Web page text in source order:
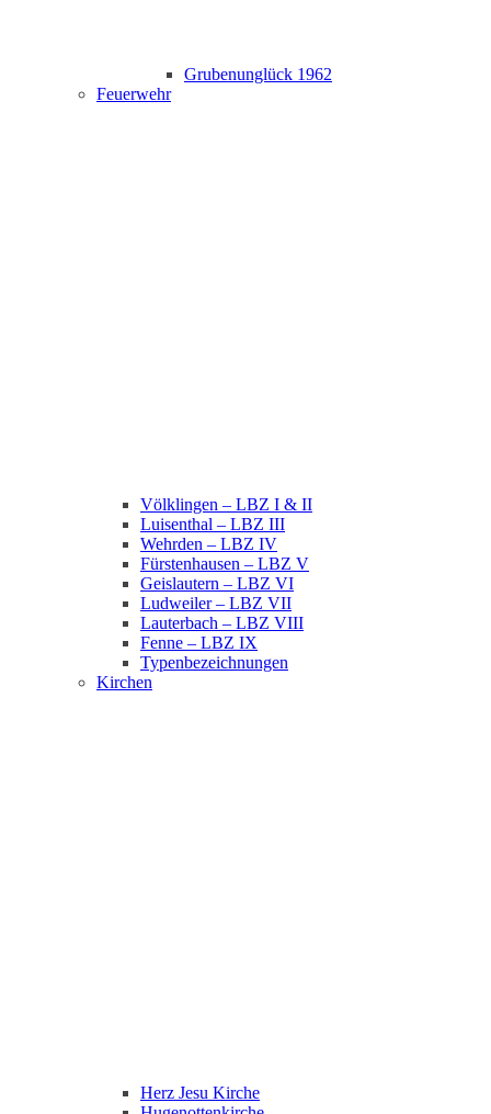
Grubenunglück 1962
Feuerwehr
Völklingen – LBZ I & II
Luisenthal – LBZ III
Wehrden – LBZ IV
Fürstenhausen – LBZ V
Geislautern – LBZ VI
Ludweiler – LBZ VII
Lauterbach – LBZ VIII
Fenne – LBZ IX
Typenbezeichnungen
Kirchen
Herz Jesu Kirche